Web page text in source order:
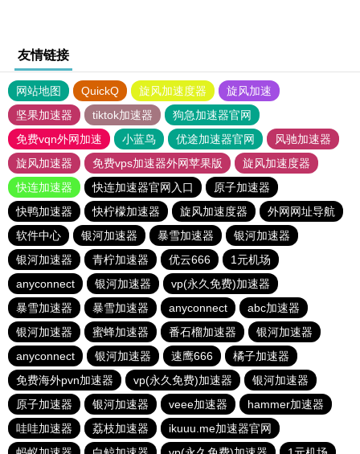
友情链接
网站地图 QuickQ 旋风加速度器
旋风加速
坚果加速器
tiktok加速器
狗急加速器官网
免费vqn外网加速
小蓝鸟 优途加速器官网
风驰加速器
旋风加速器
免费vps加速器外网苹果版
旋风加速度器
快连加速器
快连加速器官网入口
原子加速器
快鸭加速器
快柠檬加速器 旋风加速度器
外网网址导航
软件中心
银河加速器 暴雪加速器
银河加速器
银河加速器
青柠加速器 优云666
1元机场
anyconnect
银河加速器
vp(永久免费)加速器
暴雪加速器
暴雪加速器 anyconnect
abc加速器
银河加速器
蜜蜂加速器 番石榴加速器
银河加速器
anyconnect
银河加速器 速鹰666
橘子加速器
免费海外pvn加速器
vp(永久免费)加速器
银河加速器
原子加速器
银河加速器 veee加速器
hammer加速器
哇哇加速器
荔枝加速器
ikuuu.me加速器官网